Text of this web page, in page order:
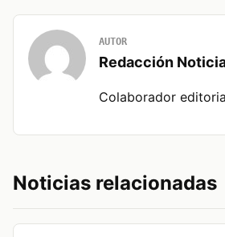
AUTOR
Redacción
Colaborador
Noticias relacionadas